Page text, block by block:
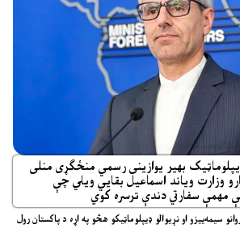
بهیر یوازینی رسمي منځګړی منلی
وزارت ویاند اسماعیل بقایي ویلي چې
سفارتي دندې ترسره کوي
سیمه‌ییزو او نړیوالو ډیپلوماټیکو هڅو په اړه د پاکستان رول